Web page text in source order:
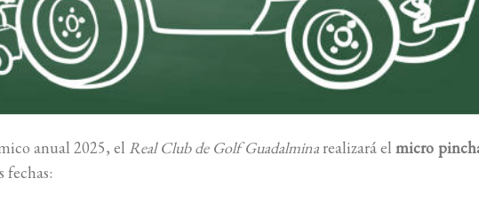
anual 2025, el Real Club de Golf Guadalminarealizará elmicro
fechas: